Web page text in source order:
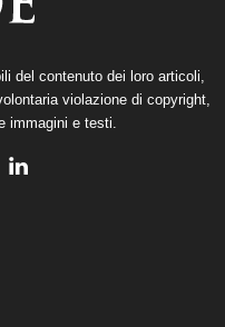
del contenuto dei loro articoli,
violazione di copyright,
immagini e testi.